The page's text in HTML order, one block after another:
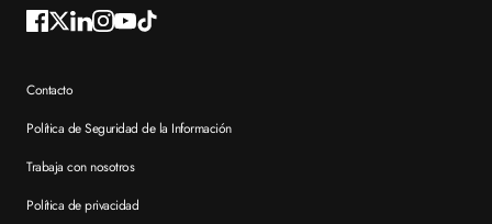
Contacto
Política de Seguridad de la Información
Trabaja con nosotros
Política de privacidad